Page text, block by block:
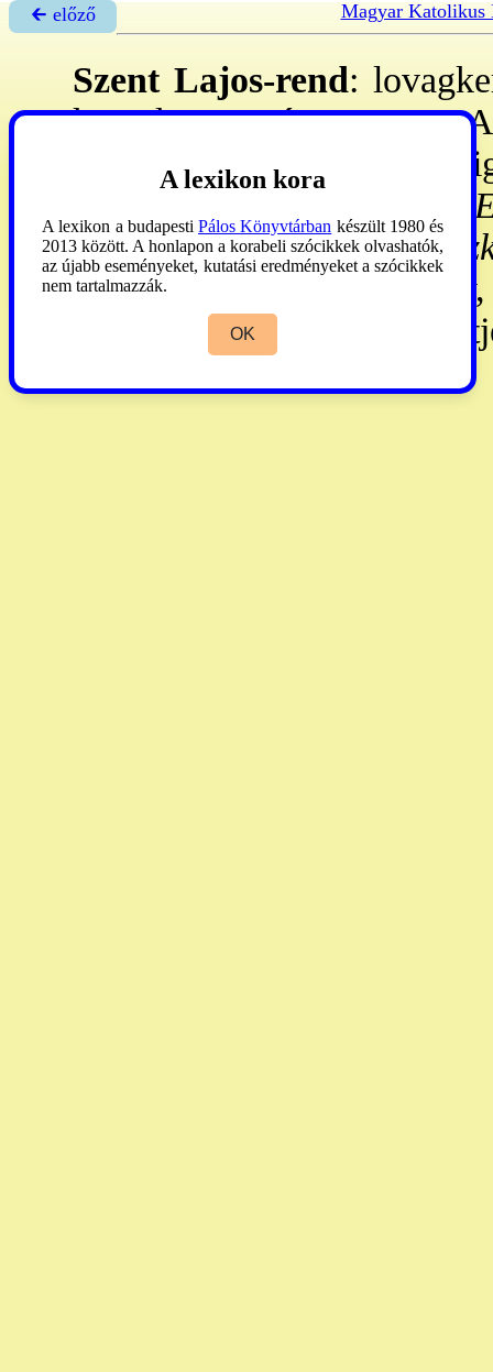
🡰 előző Magyar Katolikus
Szent Lajos-rend:
köztükBercsényiFerenc
Miklós Ferenc,
Bálint László,
András,
RáttkyGyörgy,
parancsnoki és
A lexikon kora
A lexikon a budapesti Pálos Könyvtárban készült 1980 és
2013 között. A honlapon a korabeli szócikkek olvashatók,
az újabb eseményeket, kutatási eredményeket a szócikkek
nem tartalmazzák.
OK